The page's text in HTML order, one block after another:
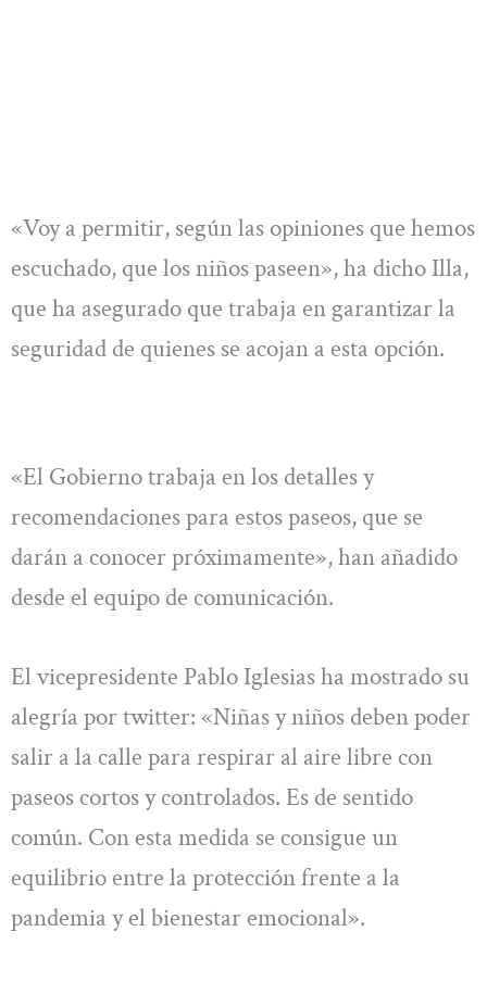
«Voy a permitir, según las opiniones que hemos
escuchado, que los niños paseen», ha dicho Illa,
que ha asegurado que trabaja en garantizar la
seguridad de quienes se acojan a esta opción.
«El Gobierno trabaja en los detalles y
recomendaciones para estos paseos, que se
darán a conocer próximamente», han añadido
desde el equipo de comunicación.
El vicepresidente Pablo Iglesias ha mostrado su
alegría por twitter: «Niñas y niños deben poder
salir a la calle para respirar al aire libre con
paseos cortos y controlados. Es de sentido
común. Con esta medida se consigue un
equilibrio entre la protección frente a la
pandemia y el bienestar emocional».